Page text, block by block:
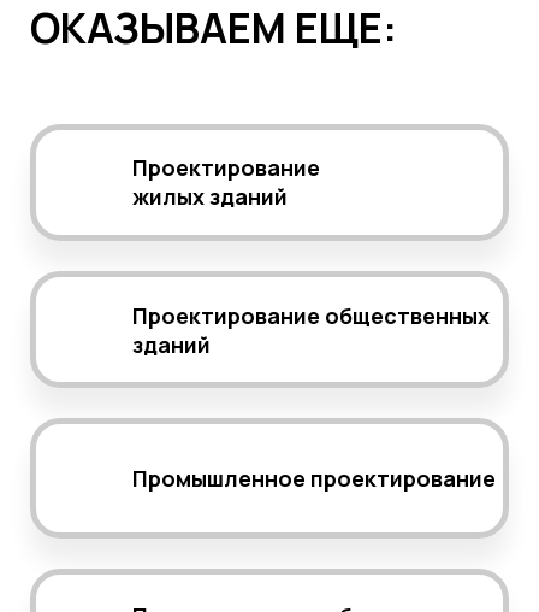
ОКАЗЫВАЕМ ЕЩЕ:
Проектирование
жилых зданий
Проектирование общественных
зданий
Промышленное проектирование